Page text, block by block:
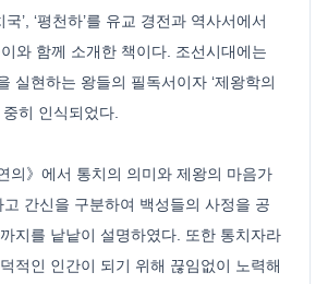
국’, ‘평천하’를 유교 경전과 역사서에서
와 함께 소개한 책이다. 조선시대에는
실현하는 왕들의 필독서이자 ‘제왕학의
히 인식되었다.
의》에서 통치의 의미와 제왕의 마음가
간신을 구분하여 백성들의 사정을 공
지를 낱낱이 설명하였다. 또한 통치자라
적인 인간이 되기 위해 끊임없이 노력해